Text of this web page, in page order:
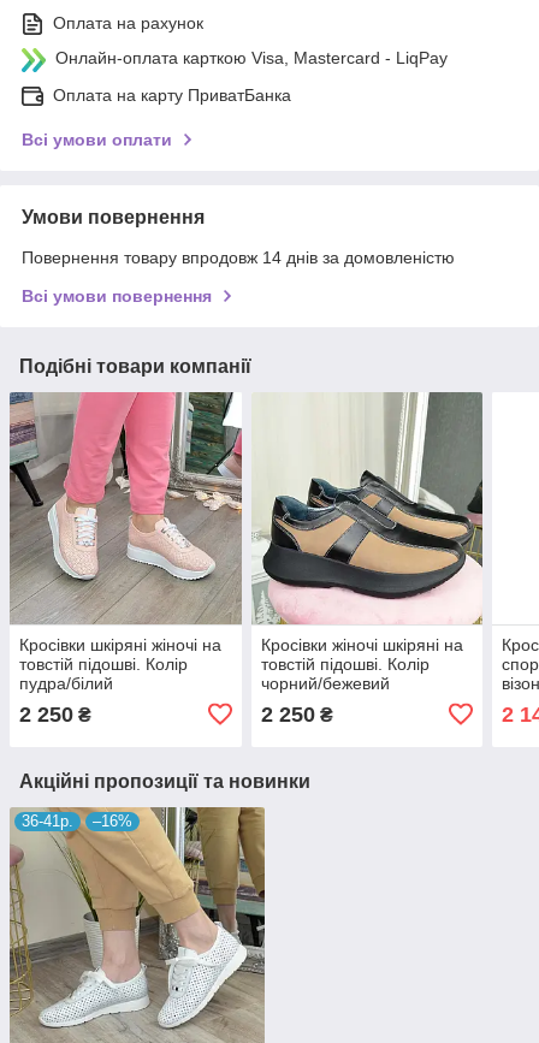
Оплата на рахунок
Онлайн-оплата карткою Visa, Mastercard - LiqPay
Оплата на карту ПриватБанка
Всі умови оплати
Умови повернення
Повернення товару впродовж 14 днів за домовленістю
Всі умови повернення
Подібні товари компанії
Кросівки шкіряні жіночі на
товстій підошві. Колір
пудра/білий
2 250 ₴
Кросівки жіночі шкіряні на
товстій підошві. Колір
чорний/бежевий
2 250₴ 2
Акційні пропозиції та новинки
36-41р. –16%